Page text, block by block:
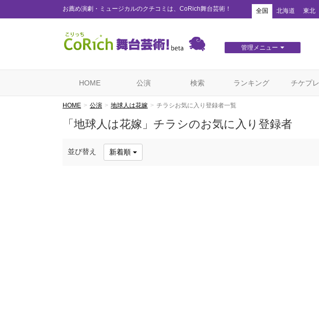
お薦め演劇・ミュージカルのクチコミは、CoRich舞台芸術！ 全国 北海道 東北
管理メニュー
HOME 公演 検索 ランキング チケプレ
HOME 公演 地球人は花嫁 チラシお気に入り登録者一覧
「地球人は花嫁」チラシのお気に入り登録者
並び替え 新着順